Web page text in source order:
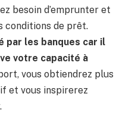
besoin d’emprunter et
conditions de prêt.
par les banques car il
votre capacité à
vous obtiendrez plus
et vous inspirerez